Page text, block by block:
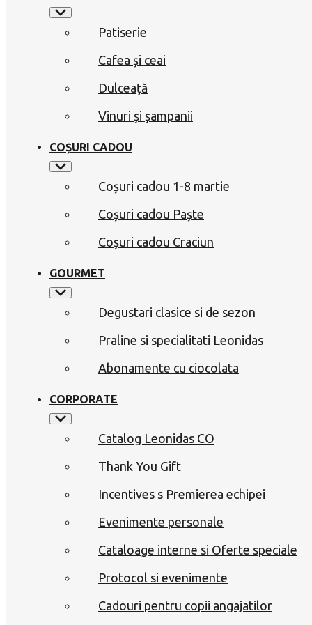
Patiserie
Cafea și ceai
Dulceață
Vinuri și șampanii
COȘURI CADOU
Coșuri cadou 1-8 martie
Coșuri cadou Paște
Coșuri cadou Craciun
GOURMET
Degustari clasice si de sezon
Praline si specialitati Leonidas
Abonamente cu ciocolata
CORPORATE
Catalog Leonidas CO
Thank You Gift
Incentives s Premierea echipei
Evenimente personale
Cataloage interne si Oferte speciale
Protocol si evenimente
Cadouri pentru copii angajatilor